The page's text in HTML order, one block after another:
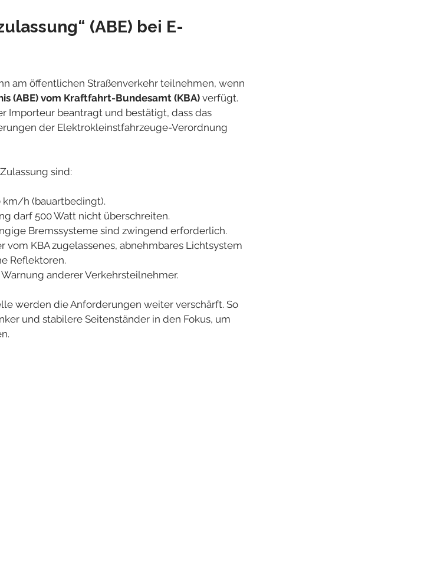
(ABE) bei E-
am öffentlichen Straßenverkehr teilnehmen, wenn
(ABE) vom Kraftfahrt-Bundesamt (KBA) verfügt.
Importeur beantragt und bestätigt, dass das
der Elektrokleinstfahrzeuge-Verordnung
sind:
km/h (bauartbedingt).
darf 500 Watt nicht überschreiten.
Bremssysteme sind zwingend erforderlich.
vom KBA zugelassenes, abnehmbares Lichtsystem
Reflektoren.
anderer Verkehrsteilnehmer.
werden die Anforderungen weiter verschärft. So
und stabilere Seitenständer in den Fokus, um